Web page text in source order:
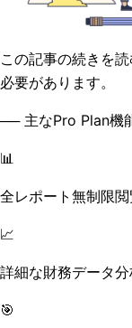
この記事の続きを
必要があります。
── 主なPro Plan機
📊
全レポート無制限閲
📈
詳細な財務データ
🎯